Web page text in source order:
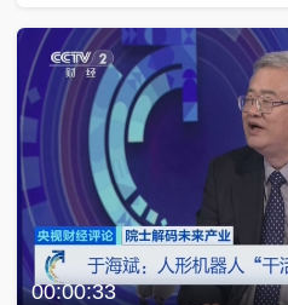
00:00:33